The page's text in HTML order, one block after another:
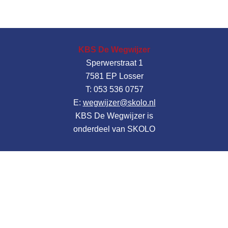
KBS De Wegwijzer
Sperwerstraat 1
7581 EP Losser
T: 053 536 0757
E: wegwijzer@skolo.nl
KBS De Wegwijzer is
onderdeel van SKOLO